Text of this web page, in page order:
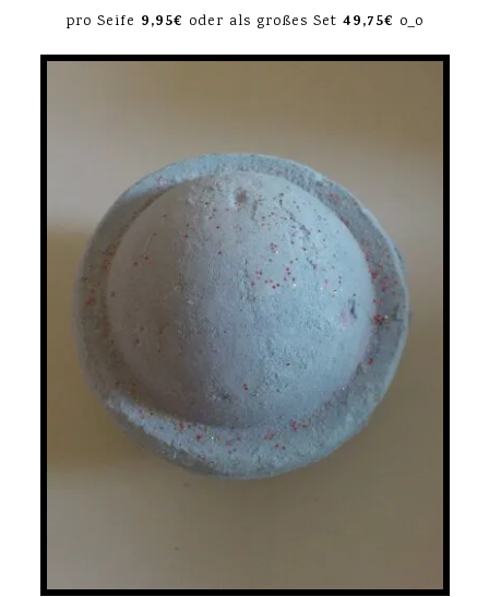
pro Seife 9,95€ oder als großes Set 49,75€ o_o